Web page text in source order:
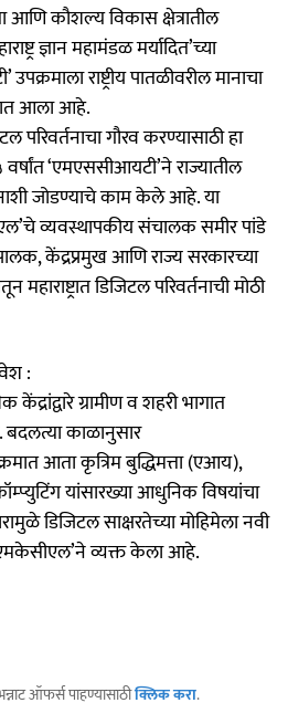
आणि कौशल्य विकास क्षेत्रातील
ज्ञान महामंडळ मर्यादित’च्या
राष्ट्रीय पातळीवरील मानाचा
आला आहे.
गौरव करण्यासाठी हा
‘एमएससीआयटी’ने राज्यातील
जोडण्याचे काम केले आहे. या
व्यवस्थापकीय संचालक समीर पांडे
पालक, केंद्रप्रमुख आणि राज्य सरकारच्या
डिजिटल परिवर्तनाची मोठी
:
ग्रामीण व शहरी भागात
काळानुसार
आता कृत्रिम बुद्धिमत्ता (एआय),
यांसारख्या आधुनिक विषयांचा
डिजिटल साक्षरतेच्या मोहिमेला नवी
व्यक्त केला आहे.
ऑफर्स पाहण्यासाठीक्लिक करा.